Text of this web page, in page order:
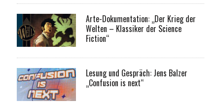
Arte-Dokumentation: „Der Krieg der
Welten – Klassiker der Science
Fiction“
Lesung und Gespräch: Jens Balzer
„Confusion is next“